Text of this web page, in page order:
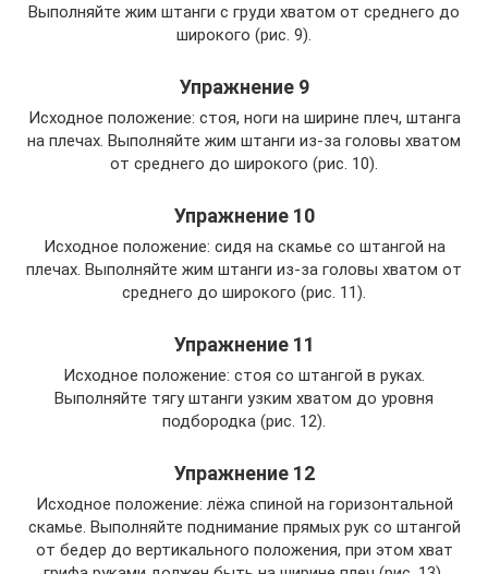
Выполняйте жим штанги с груди хватом от среднего до
широкого (рис. 9).
Упражнение 9
Исходное положение: стоя, ноги на ширине плеч, штанга
на плечах. Выполняйте жим штанги из-за головы хватом
от среднего до широкого (рис. 10).
Упражнение 10
Исходное положение: сидя на скамье со штангой на
плечах. Выполняйте жим штанги из-за головы хватом от
среднего до широкого (рис. 11).
Упражнение 11
Исходное положение: стоя со штангой в руках.
Выполняйте тягу штанги узким хватом до уровня
подбородка (рис. 12).
Упражнение 12
Исходное положение: лёжа спиной на горизонтальной
скамье. Выполняйте поднимание прямых рук со штангой
от бедер до вертикального положения, при этом хват